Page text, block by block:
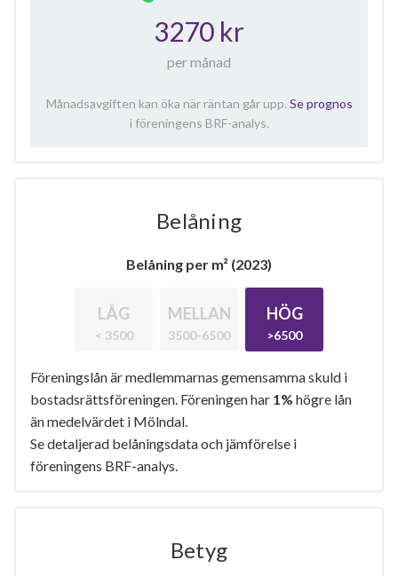
3270 kr
per månad
Månadsavgiften kan öka när räntan går upp. Se prognos
i föreningens BRF-analys.
Belåning
Belåning per m² (2023)
LÅG
< 3500
MELLAN
3500-6500
HÖG
>6500
Föreningslån är medlemmarnas gemensamma skuld i
bostadsrättsföreningen. Föreningen har 1% högre lån
än medelvärdet i Mölndal.
Se detaljerad belåningsdata och jämförelse i
föreningens BRF-analys.
Betyg